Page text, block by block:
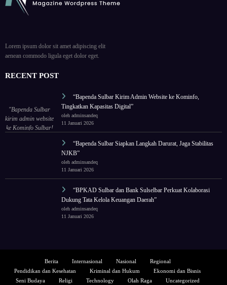
Lorem ipsum dolor sit amet adipiscing elit
aenean commodo ligula eget dolor eget.
RECENT POST
"Bapenda Sulbar
kirim admin website
ke Kominfo Sulbar!
“Bapenda Sulbar Kirim Admin Website ke Kominfo,
Tingkatkan Kapasitas Digital”
oleh adminsandeq
11 Januari 2026
“Bapenda Sulbar Siapkan Langkah Darurat, Jaga Stabilitas
NJKB”
oleh adminsandeq
11 Januari 2026
“BPKAD Sulbar dan Bank Sulselbar Perkuat Kolaborasi
Dukung Tata Kelola Keuangan Daerah”
oleh adminsandeq
11 Januari 2026
Berita Internasional Nasional
Regional
Pendidikan dan Kesehatan
Kriminal dan Hukum
Ekonomi dan Bisnis
Seni Budaya
Religi Technology Olah Raga Uncategorized